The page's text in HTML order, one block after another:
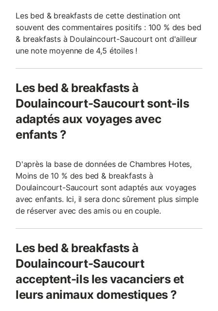
Les bed & breakfasts de cette destination ont
souvent des commentaires positifs : 100 % des bed
& breakfasts à Doulaincourt-Saucourt ont d'ailleur
une note moyenne de 4,5 étoiles !
Les bed & breakfasts à
Doulaincourt-Saucourt sont-ils
adaptés aux voyages avec
enfants ?
D'après la base de données de Chambres Hotes,
Moins de 10 % des bed & breakfasts à
Doulaincourt-Saucourt sont adaptés aux voyages
avec enfants. Ici, il sera donc sûrement plus simple
de réserver avec des amis ou en couple.
Les bed & breakfasts à
Doulaincourt-Saucourt
acceptent-ils les vacanciers et
leurs animaux domestiques ?